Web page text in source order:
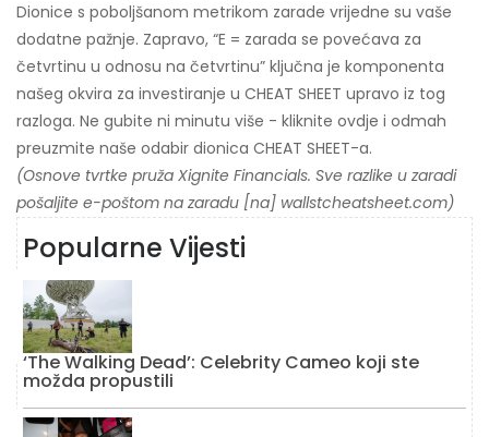
Dionice s poboljšanom metrikom zarade vrijedne su vaše
dodatne pažnje. Zapravo, “E = zarada se povećava za
četvrtinu u odnosu na četvrtinu” ključna je komponenta
našeg okvira za investiranje u CHEAT SHEET upravo iz tog
razloga. Ne gubite ni minutu više - kliknite ovdje i odmah
preuzmite naše odabir dionica CHEAT SHEET-a.
(Osnove tvrtke pruža Xignite Financials. Sve razlike u zaradi
pošaljite e-poštom na zaradu [na] wallstcheatsheet.com)
Popularne Vijesti
‘The Walking Dead’: Celebrity Cameo koji ste
možda propustili